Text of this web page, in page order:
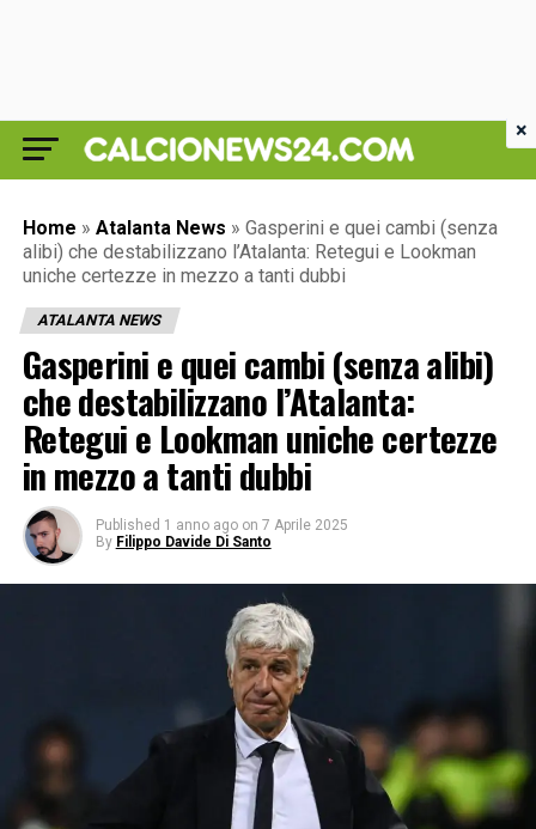
Home » Atalanta News » Gasperini e quei cambi (senza
alibi) che destabilizzano l’Atalanta: Retegui e Lookman
uniche certezze in mezzo a tanti dubbi
ATALANTA NEWS
Gasperini e quei cambi (senza alibi)
che destabilizzano l’Atalanta:
Retegui e Lookman uniche certezze
in mezzo a tanti dubbi
Published 1 anno ago on 7 Aprile 2025
By Filippo Davide Di Santo
×